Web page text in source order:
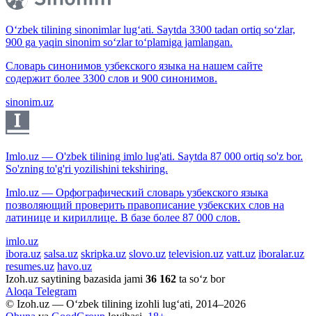
O‘zbek tilining sinonimlar lug‘ati. Saytda 3300 tadan ortiq so‘zlar,
900 ga yaqin sinonim so‘zlar to‘plamiga jamlangan.
Словарь синонимов узбекского языка на нашем сайте
содержит более 3300 слов и 900 синонимов.
sinonim.uz
Imlo.uz — O'zbek tilining imlo lug'ati. Saytda 87 000 ortiq so'z bor.
So'zning to'g'ri yozilishini tekshiring.
Imlo.uz — Орфографический словарь узбекского языка
позволяющий проверить правописание узбекских слов на
латинице и кириллице. В базе более 87 000 слов.
imlo.uz
ibora.uz salsa.uz skripka.uz slovo.uz television.uz vatt.uz iboralar.uz
resumes.uz havo.uz
Izoh.uz saytining bazasida jami 36 162 ta so‘z bor
Aloqa Telegram
© Izoh.uz — O‘zbek tilining izohli lug‘ati, 2014–2026